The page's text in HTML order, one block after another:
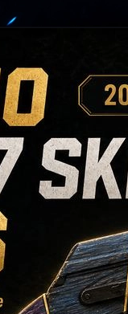
2026: Từ lựa
tầm
năm 2026, từ những
đồ sưu tầm cao
khúc giá, độ hao
giúp người chơi CS2